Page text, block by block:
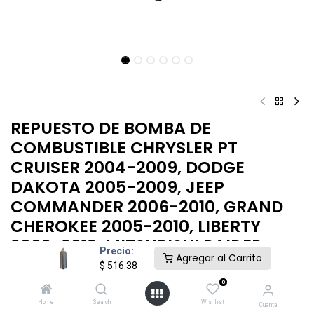
Precio:
$ 516.38
Agregar al Carrito
Home Search
0
Wishlist Cuenta
REPUESTO DE BOMBA DE
COMBUSTIBLE CHRYSLER PT
CRUISER 2004-2009, DODGE
DAKOTA 2005-2009, JEEP
COMMANDER 2006-2010, GRAND
CHEROKEE 2005-2010, LIBERTY
2002-2013, MITSUBISHI RAIDER
2006-2009
516.38